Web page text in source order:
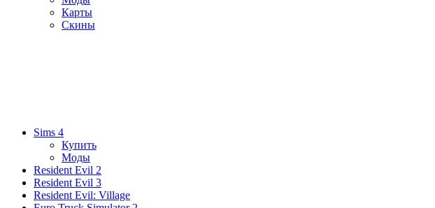
Карты
Скины
Sims 4
Купить
Моды
Resident Evil 2
Resident Evil 3
Resident Evil: Village